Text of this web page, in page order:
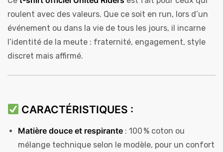
roulent avec des valeurs. Que ce soit en run, lors d’un
événement ou dans la vie de tous les jours, il incarne
l’identité de la meute : fraternité, engagement, style
discret mais affirmé.
CARACTÉRISTIQUES :
Matière douce et respirante: 100 % coton ou
mélange technique selon le modèle, pour un confort